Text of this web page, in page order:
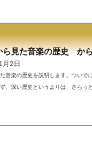
ら見た音楽の歴史 か
月2日
音楽の歴史を説明します。ついで
、深い歴史というよりは、さらっ